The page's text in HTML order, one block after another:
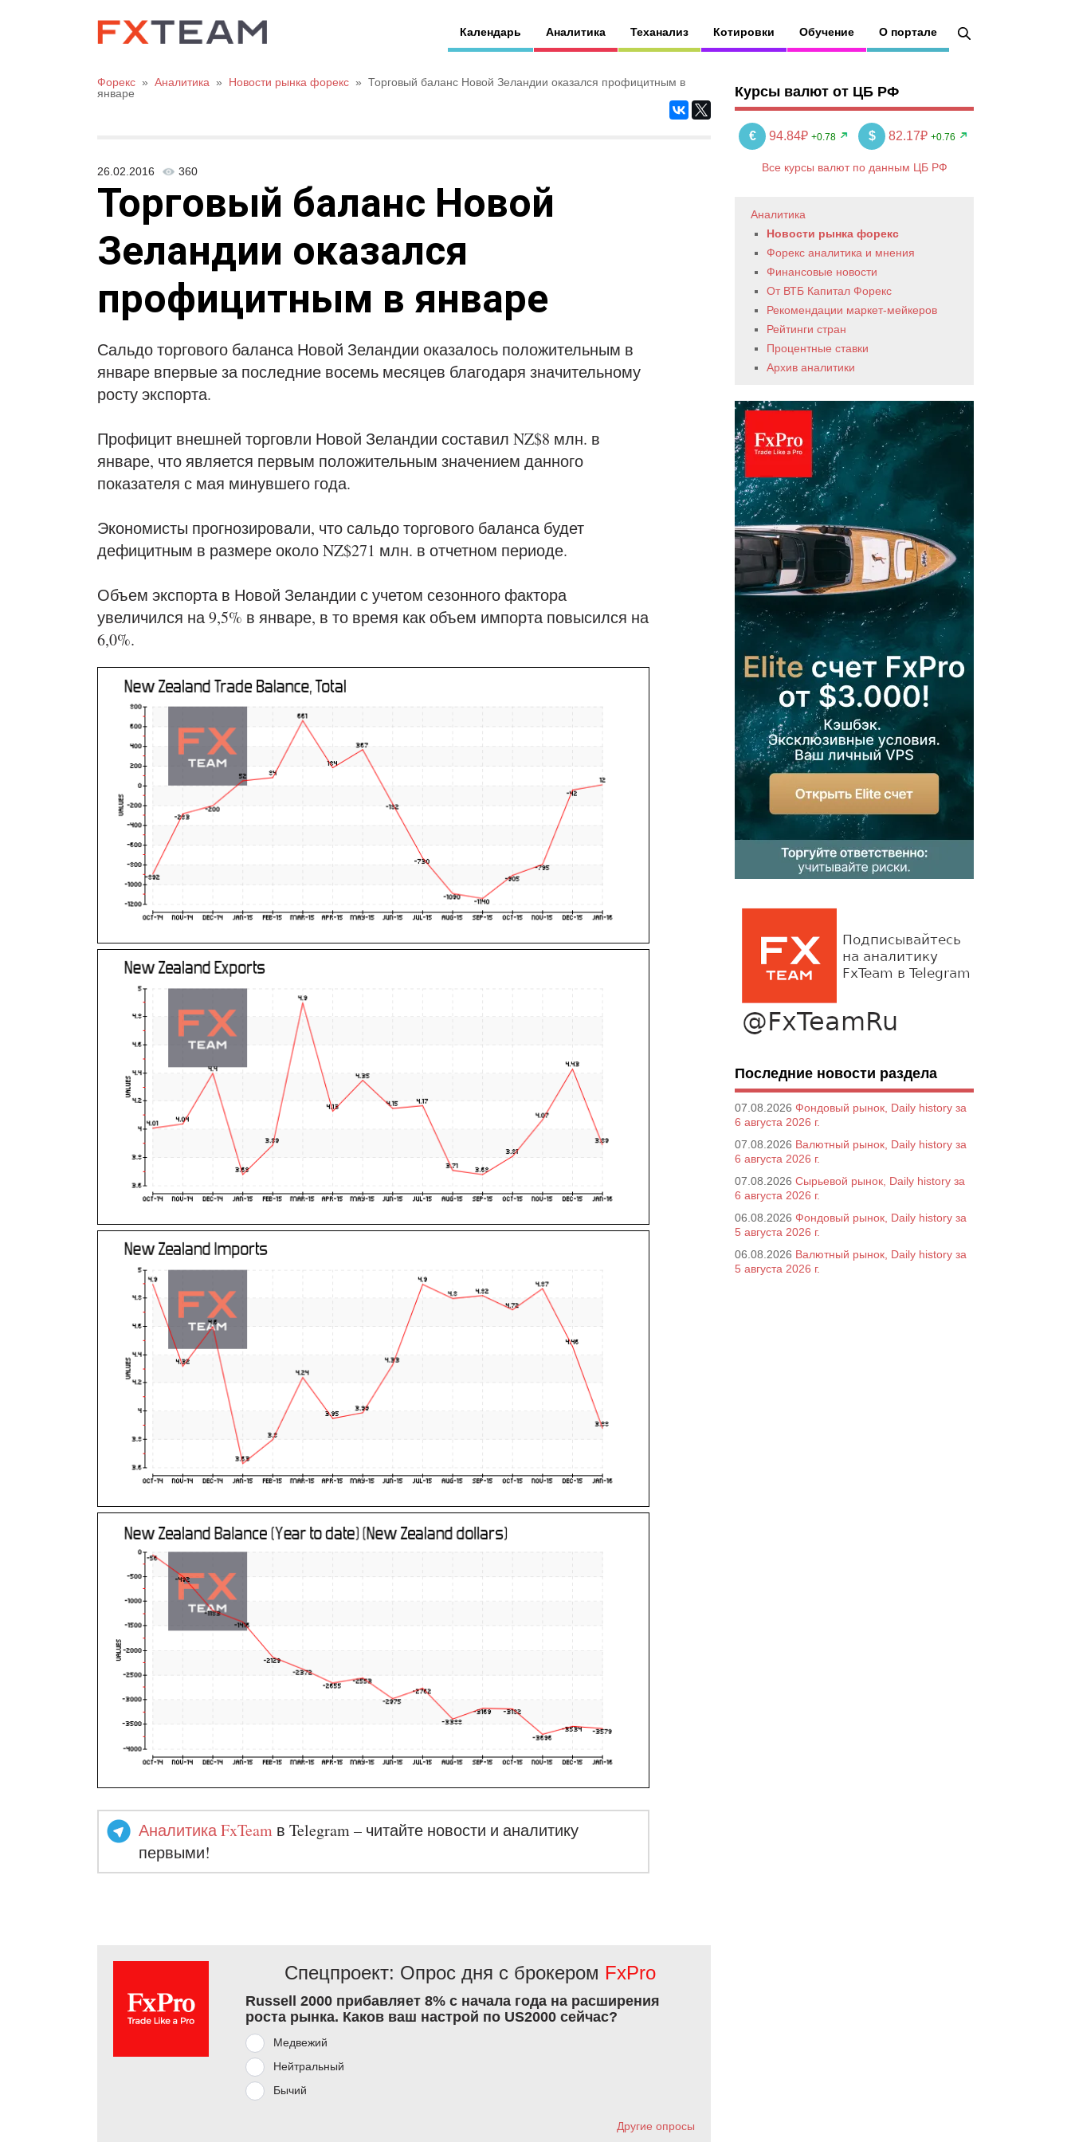
Календарь Аналитика Теханализ Котировки Обучение О портале
Форекс » Аналитика » Новости рынка форекс » Торговый баланс Новой Зеландии оказался профицитным в
январе
26.02.2016 360
Торговый баланс Новой
Зеландии оказался
профицитным в январе
Сальдо торгового баланса Новой Зеландии оказалось положительным в
январе впервые за последние восемь месяцев благодаря значительному
росту экспорта.
Профицит внешней торговли Новой Зеландии составил NZ$8 млн. в
январе, что является первым положительным значением данного
показателя с мая минувшего года.
Экономисты прогнозировали, что сальдо торгового баланса будет
дефицитным в размере около NZ$271 млн. в отчетном периоде.
Объем экспорта в Новой Зеландии с учетом сезонного фактора
увеличился на 9,5% в январе, в то время как объем импорта повысился на
6,0%.
Аналитика FxTeam в Telegram – читайте новости и аналитику
первыми!
Спецпроект: Опрос дня с брокером FxPro
Russell 2000 прибавляет 8% с начала года на расширения
роста рынка. Каков ваш настрой по US2000 сейчас?
Медвежий
Нейтральный
Бычий
Другие опросы
Курсы валют от ЦБ РФ
€ 94.84₽ +0.78 $ 82.17₽ +0.76
Все курсы валют по данным ЦБ РФ
Аналитика
Новости рынка форекс
Форекс аналитика и мнения
Финансовые новости
От ВТБ Капитал Форекс
Рекомендации маркет-мейкеров
Рейтинги стран
Процентные ставки
Архив аналитики
Последние новости раздела
07.08.2026 Фондовый рынок, Daily history за
6 августа 2026 г.
07.08.2026 Валютный рынок, Daily history за
6 августа 2026 г.
07.08.2026 Сырьевой рынок, Daily history за
6 августа 2026 г.
06.08.2026 Фондовый рынок, Daily history за
5 августа 2026 г.
06.08.2026 Валютный рынок, Daily history за
5 августа 2026 г.